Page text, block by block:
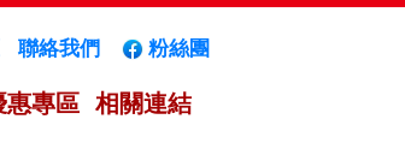
惠專區 相關連結
聯絡我們 粉絲團